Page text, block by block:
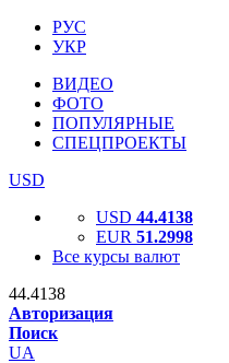
РУС
УКР
ВИДЕО
ФОТО
ПОПУЛЯРНЫЕ
СПЕЦПРОЕКТЫ
USD
USD 44.4138
EUR 51.2998
Все курсы валют
44.4138
Авторизация
Поиск
UA